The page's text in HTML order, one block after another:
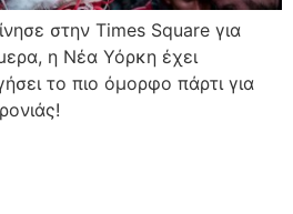
στην Times Square για
η Νέα Υόρκη έχει
το πιο όμορφο πάρτι για